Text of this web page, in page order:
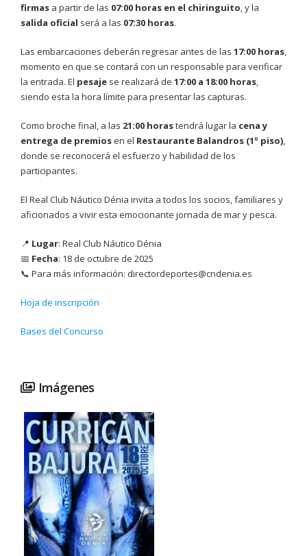
firmas a partir de las 07:00 horas en el chiringuito, y la
salida oficial será a las 07:30 horas.
Las embarcaciones deberán regresar antes de las 17:00 horas,
momento en que se contará con un responsable para verificar
la entrada. El pesaje se realizará de 17:00 a 18:00 horas,
siendo esta la hora límite para presentar las capturas.
Como broche final, a las 21:00 horastendrá lugar la cena y
entrega de premiosen el Restaurante Balandros (1º piso),
donde se reconocerá el esfuerzo y habilidad de los
participantes.
El Real Club Náutico Dénia invita a todos los socios, familiares y
aficionados a vivir esta emocionante jornada de mar y pesca.
📍 Lugar: Real Club Náutico Dénia
📅 Fecha: 18 de octubre de 2025
📞 Para más información: directordeportes@cndenia.es
Hoja de inscripción
Bases del Concurso
Imágenes